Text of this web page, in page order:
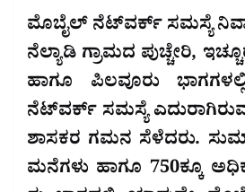
ಮೊಬೈಲ್ ನೆಟ್‌ವರ್ಕ್ ಸಮಸ್ಯೆ
ನೆಲ್ಯಾಡಿ ಗ್ರಾಮದ ಪುಚ್ಚೇರಿ,
ಹಾಗೂ ಪಿಲವೂರು
ನೆಟ್‌ವರ್ಕ್ ಸಮಸ್ಯೆ ಎದುರಾಗಿರುವ
ಶಾಸಕರ ಗಮನ ಸೆಳೆದರು.
ಮನೆಗಳು ಹಾಗೂ 750ಕ್ಕೂ